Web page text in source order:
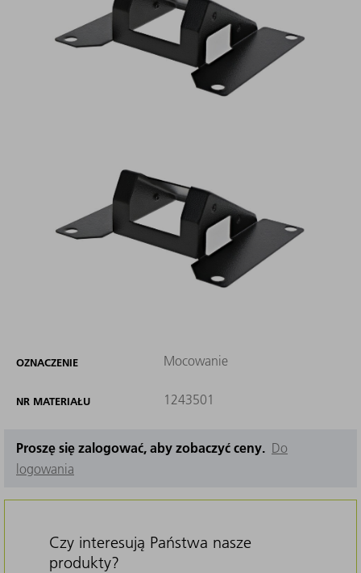
OZNACZENIE Mocowanie
NR MATERIAŁU 1243501
Proszę się zalogować, aby zobaczyć ceny. Do
logowania
Czy interesują Państwa nasze
produkty?